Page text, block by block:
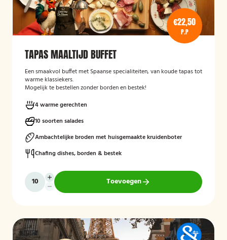
€22,50
P.P
TAPAS MAALTIJD BUFFET
Een smaakvol buffet met Spaanse specialiteiten, van koude tapas tot
warme klassiekers.
Mogelijk te bestellen zonder borden en bestek!
4 warme gerechten
10 soorten salades
Ambachtelijke broden met huisgemaakte kruidenboter
Chafing dishes, borden & bestek
Toevoegen